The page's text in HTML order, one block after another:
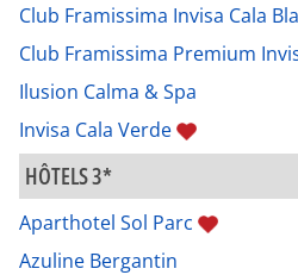
Club Framissima Invisa Cala
Club Framissima Premium
Ilusion Calma & Spa
Invisa Cala Verde
HÔTELS 3*
Aparthotel Sol Parc
Azuline Bergantin